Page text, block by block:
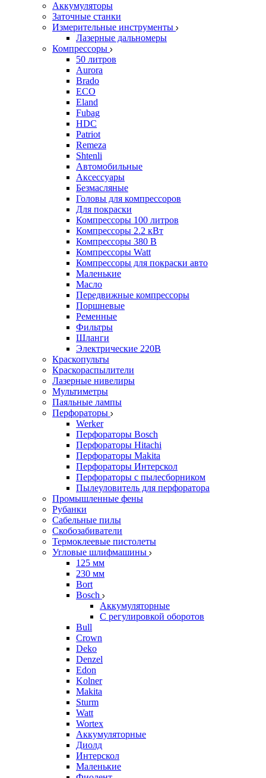
Аккумуляторы
Заточные станки
Измерительные инструменты
Лазерные дальномеры
Компрессоры
50 литров
Aurora
Brado
ECO
Eland
Fubag
HDC
Patriot
Remeza
Shtenli
Автомобильные
Аксессуары
Безмасляные
Головы для компрессоров
Для покраски
Компрессоры 100 литров
Компрессоры 2.2 кВт
Компрессоры 380 В
Компрессоры Watt
Компрессоры для покраски авто
Маленькие
Масло
Передвижные компрессоры
Поршневые
Ременные
Фильтры
Шланги
Электрические 220В
Краскопульты
Краскораспылители
Лазерные нивелиры
Мультиметры
Паяльные лампы
Перфораторы
Werker
Перфораторы Bosch
Перфораторы Hitachi
Перфораторы Makita
Перфораторы Интерскол
Перфораторы с пылесборником
Пылеуловитель для перфоратора
Промышленные фены
Рубанки
Сабельные пилы
Скобозабиватели
Термоклеевые пистолеты
Угловые шлифмашины
125 мм
230 мм
Bort
Bosch
Аккумуляторные
С регулировкой оборотов
Bull
Crown
Deko
Denzel
Edon
Kolner
Makita
Sturm
Watt
Wortex
Аккумуляторные
Диолд
Интерскол
Маленькие